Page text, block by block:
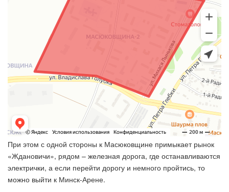
При этом с одной стороны к Масюковщине примыкает рынок
«Ждановичи», рядом – железная дорога, где останавливаются
электрички, а если перейти дорогу и немного пройтись, то
можно выйти к Минск-Арене.